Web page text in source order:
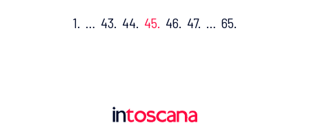
1. … 43. 44. 45. 46. 47. … 65.